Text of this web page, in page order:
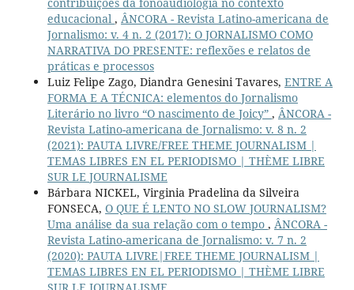
educacional , ÂNCORA - Revista Latino-americana de
Jornalismo: v. 4 n. 2 (2017): O JORNALISMO COMO
NARRATIVA DO PRESENTE: reflexões e relatos de
práticas e processos
Luiz Felipe Zago, Diandra Genesini Tavares, ENTRE A
FORMA E A TÉCNICA: elementos do Jornalismo
Literário no livro “O nascimento de Joicy” , ÂNCORA -
Revista Latino-americana de Jornalismo: v. 8 n. 2
(2021): PAUTA LIVRE/FREE THEME JOURNALISM |
TEMAS LIBRES EN EL PERIODISMO | THÈME LIBRE
SUR LE JOURNALISME
Bárbara NICKEL, Virginia Pradelina da Silveira
FONSECA, O QUE É LENTO NO SLOW JOURNALISM?
Uma análise da sua relação com o tempo , ÂNCORA -
Revista Latino-americana de Jornalismo: v. 7 n. 2
(2020): PAUTA LIVRE|FREE THEME JOURNALISM |
TEMAS LIBRES EN EL PERIODISMO | THÈME LIBRE
SUR LE JOURNALISME